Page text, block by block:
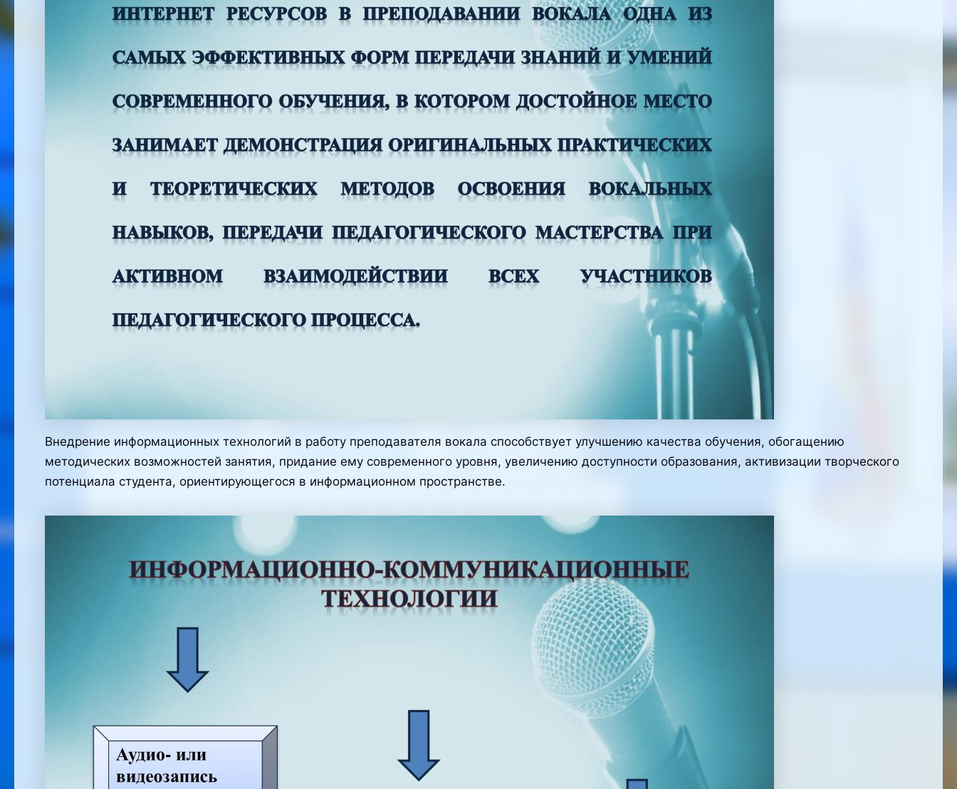
Внедрение информационных технологий в работу преподавателя вокала способствует улучшению качества обучения, обогащению
методических возможностей занятия, придание ему современного уровня, увеличению доступности образования, активизации творческого
потенциала студента, ориентирующегося в информационном пространстве.